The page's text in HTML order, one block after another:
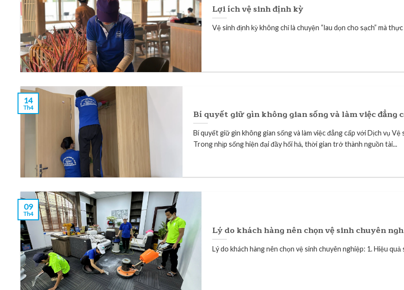
Lợi ích vệ sinh định kỳ
Vệ sinh định kỳ không chỉ là chuyện “lau dọn cho sạch” mà
Bí quyết giữ gìn không gian sống và làm việc đẳng
Bí quyết giữ gìn không gian sống và làm việc đẳng cấp với Dịch vụ Vệ
Trong nhịp sống hiện đại đầy hối hả, thời gian trở thành nguồn tài...
14
Th4
Lý do khách hàng nên chọn vệ sinh chuyên
Lý do khách hàng nên chọn vệ sinh chuyên nghiệp: 1. Hiệu quả
09
Th4